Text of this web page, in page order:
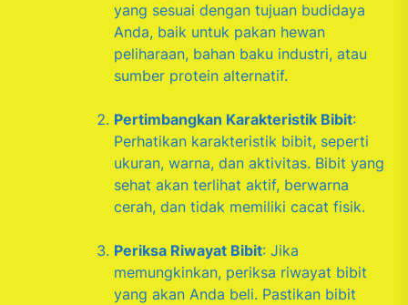
yang sesuai dengan tujuan budidaya
Anda, baik untuk pakan hewan
peliharaan, bahan baku industri, atau
sumber protein alternatif.
Pertimbangkan Karakteristik Bibit:
Perhatikan karakteristik bibit, seperti
ukuran, warna, dan aktivitas. Bibit yang
sehat akan terlihat aktif, berwarna
cerah, dan tidak memiliki cacat fisik.
Periksa Riwayat Bibit: Jika
memungkinkan, periksa riwayat bibit
yang akan Anda beli. Pastikan bibit